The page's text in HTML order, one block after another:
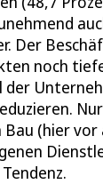
Der
noch
der
Bau (hier